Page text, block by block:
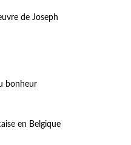
de Joseph
bonheur
en Belgique